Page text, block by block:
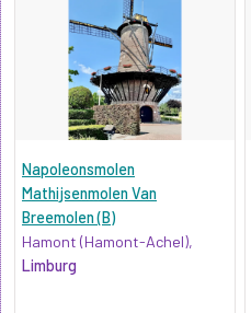
Napoleonsmolen
Mathijsenmolen Van
Breemolen (B)
Hamont (Hamont-Achel),
Limburg